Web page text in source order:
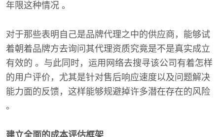
年限这种情况 。
对于那些表明自己是品牌代理之中的供应商，能够试
着朝着品牌方去询问其代理资质究竟是不是真实成立
有效的 。与此同时，运用网络去搜寻该公司有着怎样
的用户评价，尤其是针对售后响应速度以及问题解决
能力面的反馈，这样能够规避掉许多潜在存在的风险
。
建立全面的成本评估框架